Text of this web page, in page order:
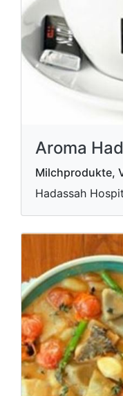
Aroma
Milchprodukte,
Hadassah